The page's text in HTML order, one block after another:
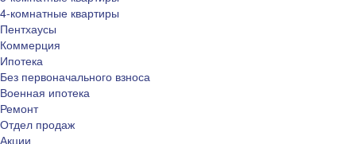
4-комнатные квартиры
Пентхаусы
Коммерция
Ипотека
Без первоначального взноса
Военная ипотека
Ремонт
Отдел продаж
Акции